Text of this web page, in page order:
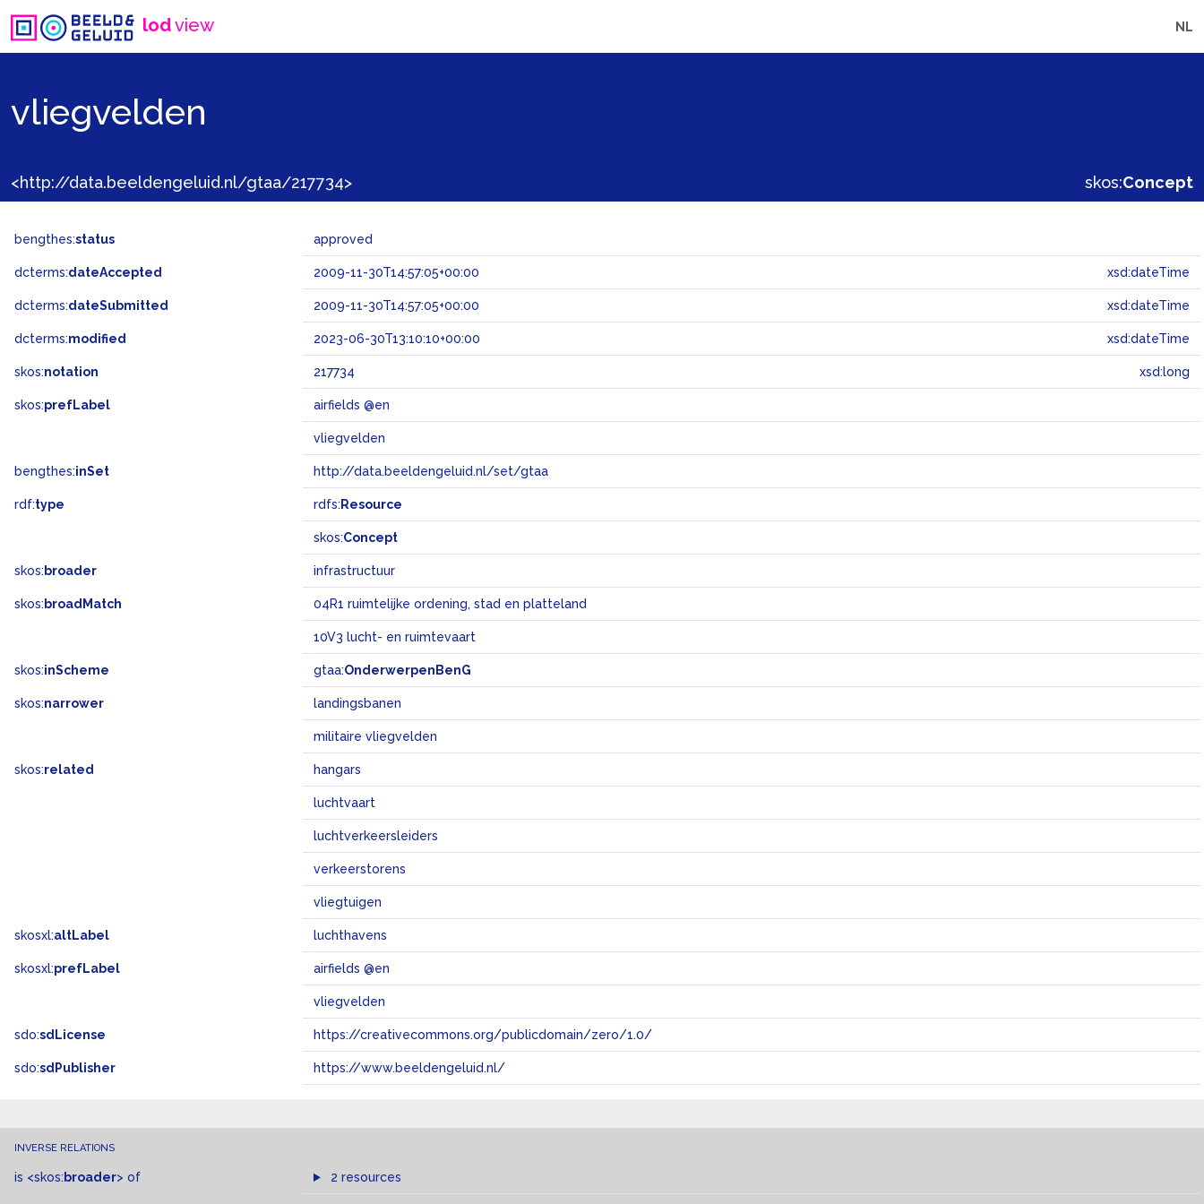
lodview NL
vliegvelden
<http://data.beeldengeluid.nl/gtaa/217734> skos:Concept
bengthes:status approved
dcterms:dateAccepted 2009-11-30T14:57:05+00:00 xsd:dateTime
dcterms:dateSubmitted 2009-11-30T14:57:05+00:00 xsd:dateTime
dcterms:modified 2023-06-30T13:10:10+00:00 xsd:dateTime
skos:notation 217734 xsd:long
skos:prefLabel airfields @en
vliegvelden
bengthes:inSet http://data.beeldengeluid.nl/set/gtaa
rdf:type rdfs: Resource
skos:Concept
skos: broader infrastructuur
skos: broadMatch 04R1 ruimtelijke ordening, stad en platteland
10V3 lucht- en ruimtevaart
skos:inScheme gtaa:OnderwerpenBenG
skos:narrower landingsbanen
militaire vliegvelden
skos:related hangars
luchtvaart
luchtverkeersleiders
verkeerstorens
vliegtuigen
skosxl:altLabel luchthavens
skosxl:prefLabel airfields @en
vliegvelden
sdo:sdLicense https://creativecommons.org/publicdomain/zero/1.0/
sdo:sdPublisher https://www.beeldengeluid.nl/
INVERSE RELATIONS
is <skos: broader> of 2 resources